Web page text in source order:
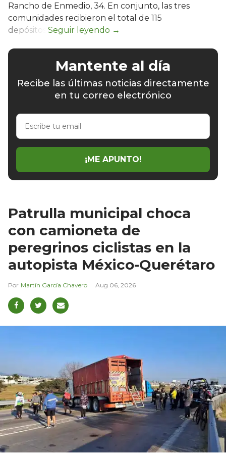
Rancho de Enmedio, 34. En conjunto, las tres
comunidades recibieron el total de 115
depósitos.
Mantente al día
Recibe las últimas noticias directamente
en tu correo electrónico
Escribe
email
¡ME APUNTO!
Patrulla municipal choca
con camioneta de
peregrinos ciclistas en la
autopista México-Querétaro
Martín García Chavero Aug 06, 2026